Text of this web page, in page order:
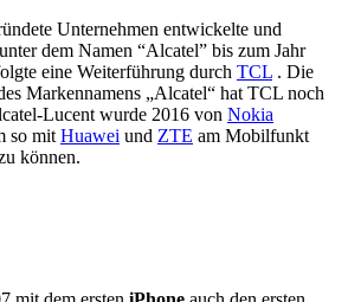
Unternehmen entwickelte und
dem Namen “Alcatel” bis zum Jahr
eine Weiterführung durch TCL . Die
Markennamens „Alcatel“ hat TCL noch
Lucent wurde 2016 von Nokia
so mit Huawei und ZTE am Mobilfunkt
können.